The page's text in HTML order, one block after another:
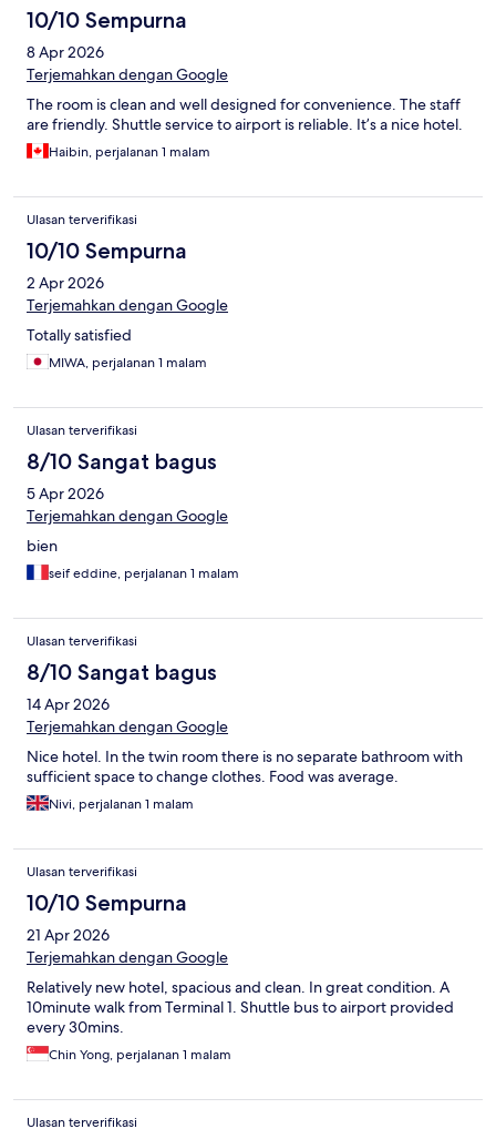
10/10 Sempurna
8 Apr 2026
Terjemahkan dengan Google
The room is clean and well designed for convenience. The staff
are friendly. Shuttle service to airport is reliable. It’s a nice hotel.
Haibin, perjalanan 1 malam
Ulasan terverifikasi
10/10 Sempurna
2 Apr 2026
Terjemahkan dengan Google
Totally satisfied
MIWA, perjalanan 1 malam
Ulasan terverifikasi
8/10 Sangat bagus
5 Apr 2026
Terjemahkan dengan Google
bien
seif eddine, perjalanan 1 malam
Ulasan terverifikasi
8/10 Sangat bagus
14 Apr 2026
Terjemahkan dengan Google
Nice hotel. In the twin room there is no separate bathroom with
sufficient space to change clothes. Food was average.
Nivi, perjalanan 1 malam
Ulasan terverifikasi
10/10 Sempurna
21 Apr 2026
Terjemahkan dengan Google
Relatively new hotel, spacious and clean. In great condition. A
10minute walk from Terminal 1. Shuttle bus to airport provided
every 30mins.
Chin Yong, perjalanan 1 malam
Ulasan terverifikasi